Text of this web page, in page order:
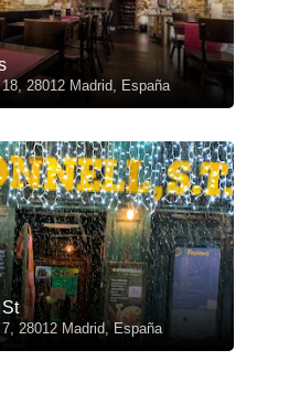
28012 Madrid, España
28012 Madrid, España